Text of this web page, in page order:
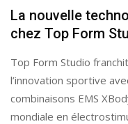
La nouvelle
chez Top Form
Top Form Studio
l’innovation sportive
combinaisons EMS
mondiale en